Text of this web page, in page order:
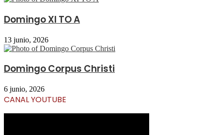
Domingo XI TO A
13 junio, 2026
Domingo Corpus Christi
6 junio, 2026
CANAL YOUTUBE